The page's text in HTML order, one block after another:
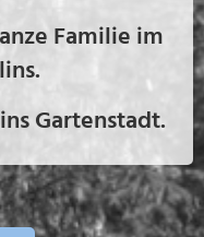
Familie im
Gartenstadt.